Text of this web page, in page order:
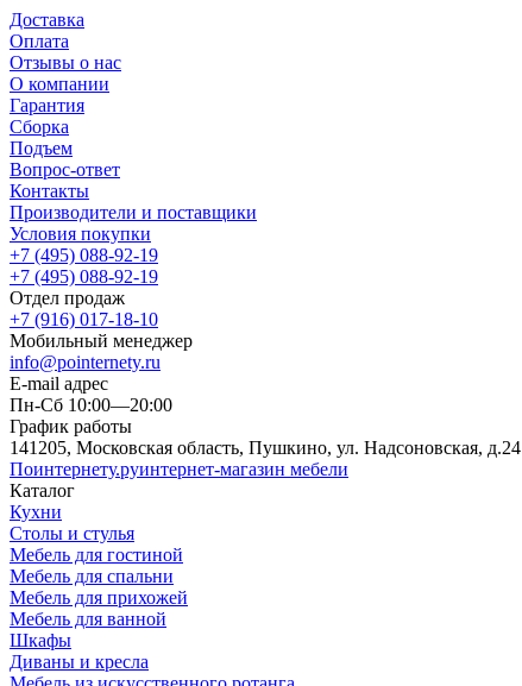
Доставка
Оплата
Отзывы о нас
О компании
Гарантия
Сборка
Подъем
Вопрос-ответ
Контакты
Производители и поставщики
Условия покупки
+7 (495) 088-92-19
+7 (495) 088-92-19
Отдел продаж
+7 (916) 017-18-10
Мобильный менеджер
info@pointernety.ru
E-mail адрес
Пн-Сб 10:00—20:00
График работы
141205, Московская область, Пушкино, ул. Надсоновская, д.24
Поинтернету.руинтернет-магазин мебели
Каталог
Кухни
Столы и стулья
Мебель для гостиной
Мебель для спальни
Мебель для прихожей
Мебель для ванной
Шкафы
Диваны и кресла